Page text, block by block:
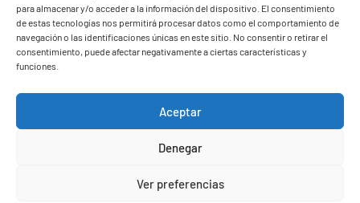
para almacenar y/o acceder a la información del dispositivo. El consentimiento
de estas tecnologías nos permitirá procesar datos como el comportamiento de
navegación o las identificaciones únicas en este sitio. No consentir o retirar el
consentimiento, puede afectar negativamente a ciertas características y
funciones.
Aceptar
Denegar
Ver preferencias